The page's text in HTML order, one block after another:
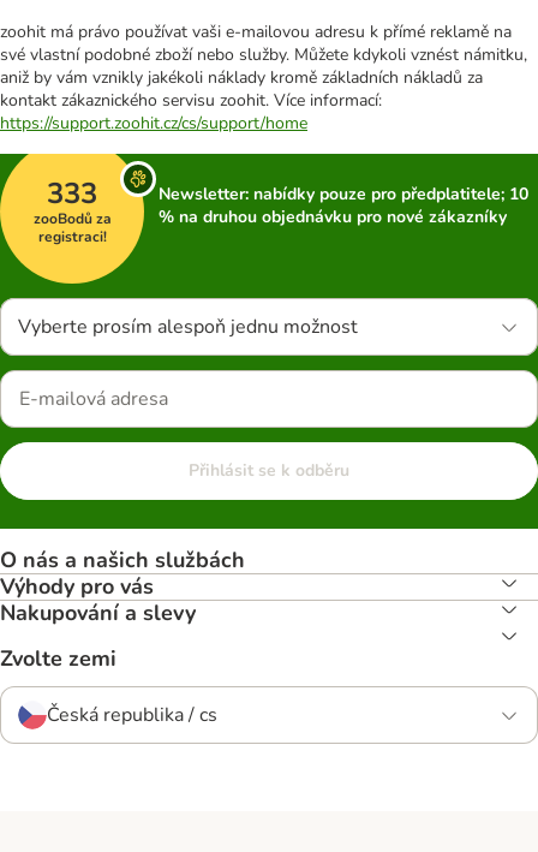
zoohit má právo používat vaši e-mailovou adresu k přímé reklamě na
své vlastní podobné zboží nebo služby. Můžete kdykoli vznést námitku,
aniž by vám vznikly jakékoli náklady kromě základních nákladů za
kontakt zákaznického servisu zoohit. Více informací:
https://support.zoohit.cz/cs/support/home
333
zooBodů za
registraci!
Newsletter: nabídky pouze pro předplatitele; 10
% na druhou objednávku pro nové zákazníky
Vyberte prosím alespoň jednu možnost
Přihlásit se k odběru
O nás a našich službách
Výhody pro vás
Nakupování a slevy
Zvolte zemi
Česká republika / cs